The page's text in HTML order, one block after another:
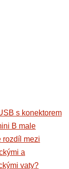
s konektorem
B male
rozdíl mezi
a
vaty?